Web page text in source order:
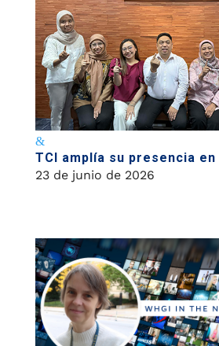
TCI amplía su presencia en
23 de junio de 2026